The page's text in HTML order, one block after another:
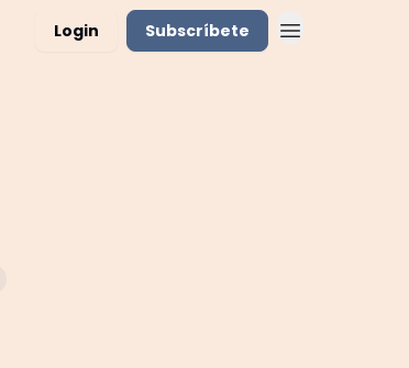
Login Subscríbete